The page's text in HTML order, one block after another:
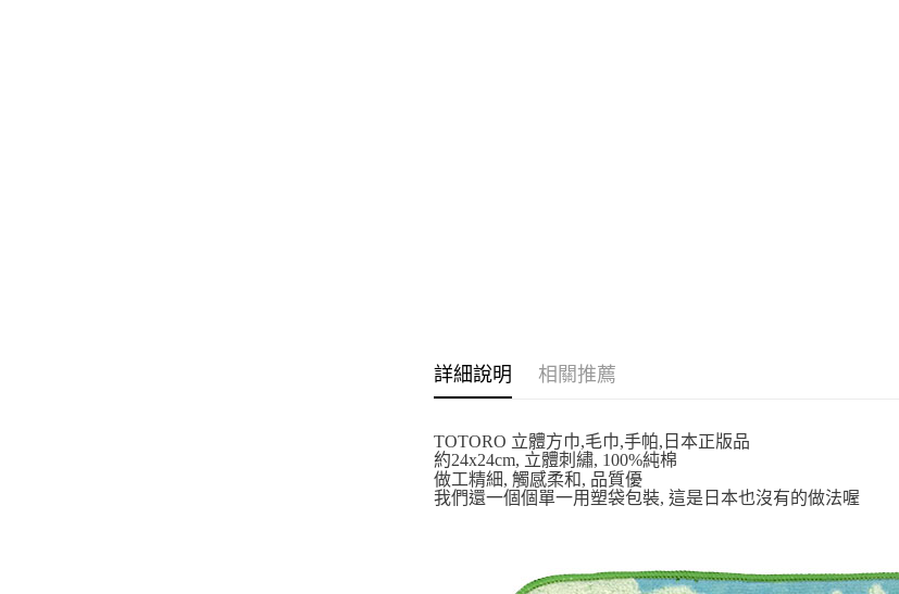
詳細說明 相關推薦
TOTORO 立體方巾,毛巾,手帕,日本正版品
約24x24cm, 立體刺繡, 100%純棉
做工精細, 觸感柔和, 品質優
我們還一個個單一用塑袋包裝, 這是日本也沒有的做法喔